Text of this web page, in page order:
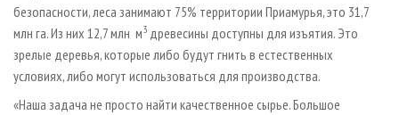
безопасности, леса занимают 75% территории Приамурья, это 31,7
млн га. Из них 12,7 млн м3 древесины доступны для изъятия. Это
зрелые деревья, которые либо будут гнить в естественных
условиях, либо могут использоваться для производства.
«Наша задача не просто найти качественное сырье. Большое